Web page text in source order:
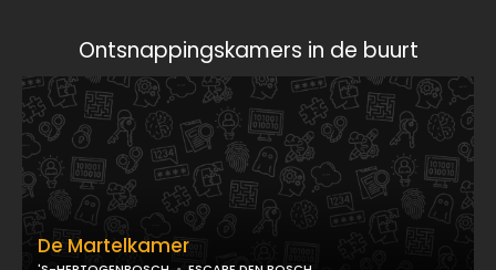
Ontsnappingskamers in de buurt
De Martelkamer